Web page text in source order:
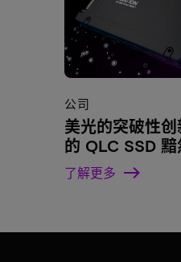
公司
美光的突破性
的 QLC SSD
了解更多